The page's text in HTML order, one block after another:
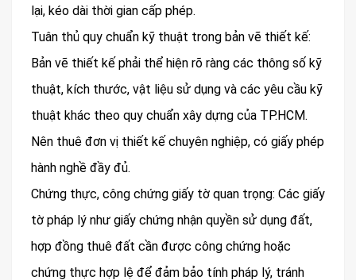
lại, kéo dài thời gian cấp phép.
Tuân thủ quy chuẩn kỹ thuật trong bản vẽ thiết kế:
Bản vẽ thiết kế phải thể hiện rõ ràng các thông số kỹ
thuật, kích thước, vật liệu sử dụng và các yêu cầu kỹ
thuật khác theo quy chuẩn xây dựng của TP.HCM.
Nên thuê đơn vị thiết kế chuyên nghiệp, có giấy phép
hành nghề đầy đủ.
Chứng thực, công chứng giấy tờ quan trọng: Các giấy
tờ pháp lý như giấy chứng nhận quyền sử dụng đất,
hợp đồng thuê đất cần được công chứng hoặc
chứng thực hợp lệ để đảm bảo tính pháp lý, tránh